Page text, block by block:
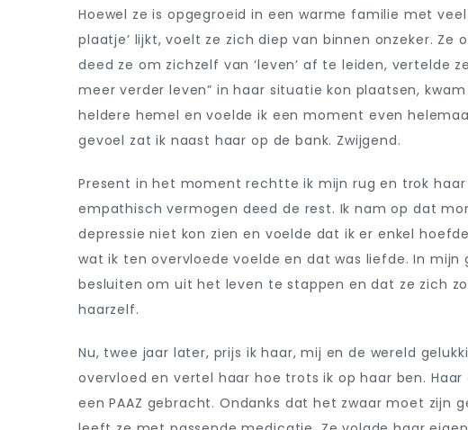
Hoewel ze is opgegroeid in een warme familie met
plaatje’ lijkt, voelt ze zich diep van binnen onzeker. Ze
deed ze om zichzelf van ‘leven’ af te leiden, vertelde
meer verder leven” in haar situatie kon plaatsen,
heldere hemel en voelde ik een moment even
gevoel zat ik naast haar op de bank. Zwijgend.
Present in het moment rechtte ik mijn rug en trok
empathisch vermogen deed de rest. Ik nam op dat
depressie niet kon zien en voelde dat ik er enkel
wat ik ten overvloede voelde en dat was liefde. In
besluiten om uit het leven te stappen en dat ze zich
haarzelf.
Nu, twee jaar later, prijs ik haar, mij en de wereld
overvloed en vertel haar hoe trots ik op haar ben.
een PAAZ gebracht. Ondanks dat het zwaar moet zijn